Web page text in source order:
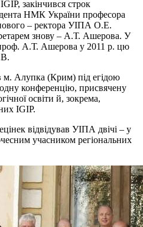
закінчився строк
НМК України професора
– ректора УІПА О.Е.
знову – А.Т. Ашерова. У
А.Т. Ашерова у 2011 р. цю
м. Алупка (Крим) під егідою
конференцію, присвячену
освіти й, зокрема,
IGIP.
відвідував УІПА двічі – у
учасником регіональних